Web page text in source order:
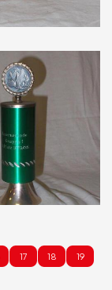
17 18
19